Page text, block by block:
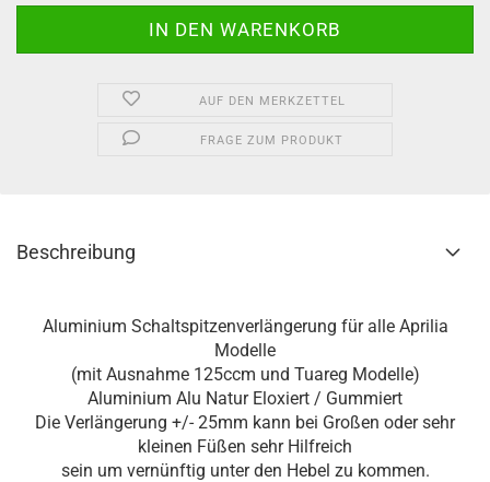
AUF DEN MERKZETTEL
FRAGE ZUM PRODUKT
Beschreibung
Aluminium Schaltspitzenverlängerung für alle Aprilia
Modelle
(mit Ausnahme 125ccm und Tuareg Modelle)
Aluminium Alu Natur Eloxiert / Gummiert
Die Verlängerung +/- 25mm kann bei Großen oder sehr
kleinen Füßen sehr Hilfreich
sein um vernünftig unter den Hebel zu kommen.